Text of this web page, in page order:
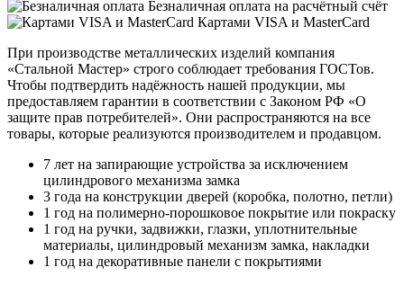
Безналичная оплата на расчётный счёт
Картами VISA и MasterCard
При производстве металлических изделий компания
«Стальной Мастер» строго соблюдает требования ГОСТов.
Чтобы подтвердить надёжность нашей продукции, мы
предоставляем гарантии в соответствии с Законом РФ «О
защите прав потребителей». Они распространяются на все
товары, которые реализуются производителем и продавцом.
7 лет на запирающие устройства за исключением
цилиндрового механизма замка
3 года на конструкции дверей (коробка, полотно, петли)
1 год на полимерно-порошковое покрытие или покраску
1 год на ручки, задвижки, глазки, уплотнительные
материалы, цилиндровый механизм замка, накладки
1 год на декоративные панели с покрытиями